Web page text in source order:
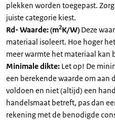
plekken worden toegepast.
juiste categorie kiest.
Rd- Waarde: (m2K/W) Deze
materiaal isoleert. Hoe hoger
meer warmte het materiaal kan
Minimale dikte: Let op! De
een berekende waarde om aan
voldoen en niet (altijd) een
handelsmaat betreft, pas dan
rekening met de benodigde